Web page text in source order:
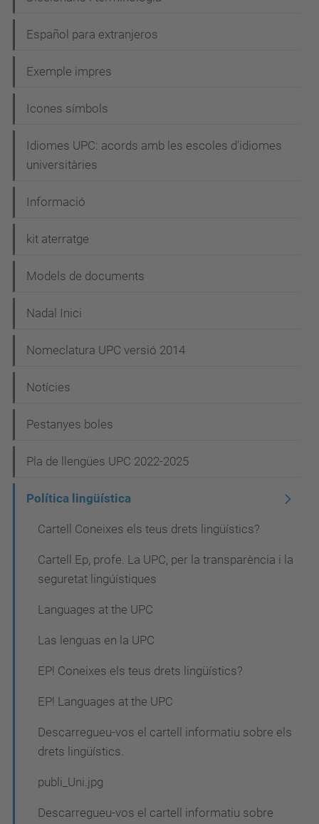
Español para extranjeros
Exemple impres
Icones símbols
Idiomes UPC: acords amb les escoles d'idiomes
universitàries
Informació
kit aterratge
Models de documents
Nadal Inici
Nomeclatura UPC versió 2014
Notícies
Pestanyes boles
Pla de llengües UPC 2022-2025
Política lingüística
Cartell Coneixes els teus drets lingüístics?
Cartell Ep, profe. La UPC, per la transparència i la
seguretat lingúístiques
Languages at the UPC
Las lenguas en la UPC
EP! Coneixes els teus drets lingüístics?
EP! Languages at the UPC
Descarregueu-vos el cartell informatiu sobre els
drets lingüístics.
publi_Uni.jpg
Descarregueu-vos el cartell informatiu sobre